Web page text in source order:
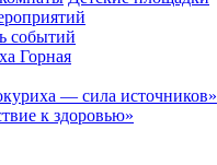
событий
Горная
— сила источников»
к здоровью»